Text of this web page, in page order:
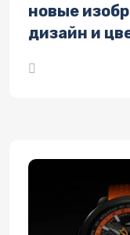
новые
дизайн и